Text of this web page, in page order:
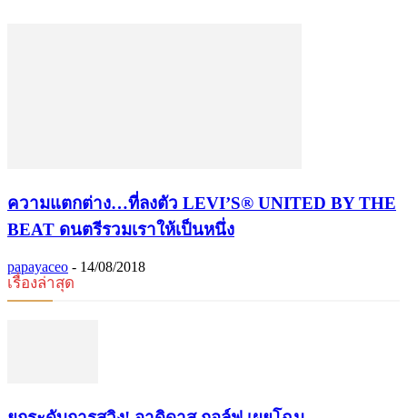
ความแตกต่าง…ที่ลงตัว LEVI’S® UNITED BY THE
BEAT ดนตรีรวมเราให้เป็นหนึ่ง
papayaceo - 14/08/2018
เรื่องล่าสุด